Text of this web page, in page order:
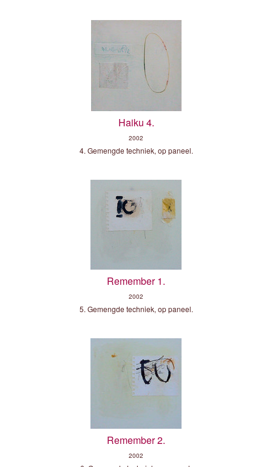
Haiku 4.
2002
4. Gemengde techniek, op paneel.
Remember 1.
2002
5. Gemengde techniek, op paneel.
Remember 2.
2002